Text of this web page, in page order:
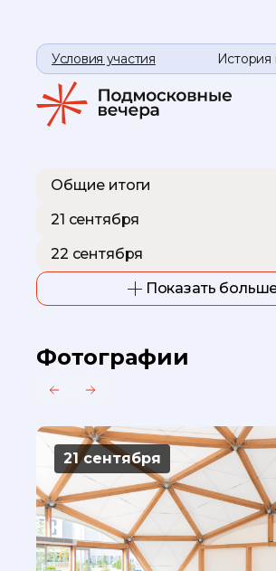
Условия участия История
Общие итоги
21 сентября
22 сентября
Показать
Фотографии
21 сентября